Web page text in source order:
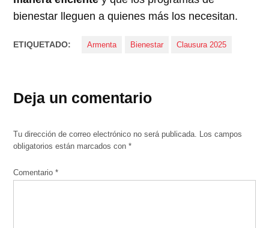
bienestar lleguen a quienes más los necesitan.
ETIQUETADO: Armenta Bienestar Clausura 2025
Deja un comentario
Tu dirección de correo electrónico no será publicada. Los campos
obligatorios están marcados con*
Comentario*